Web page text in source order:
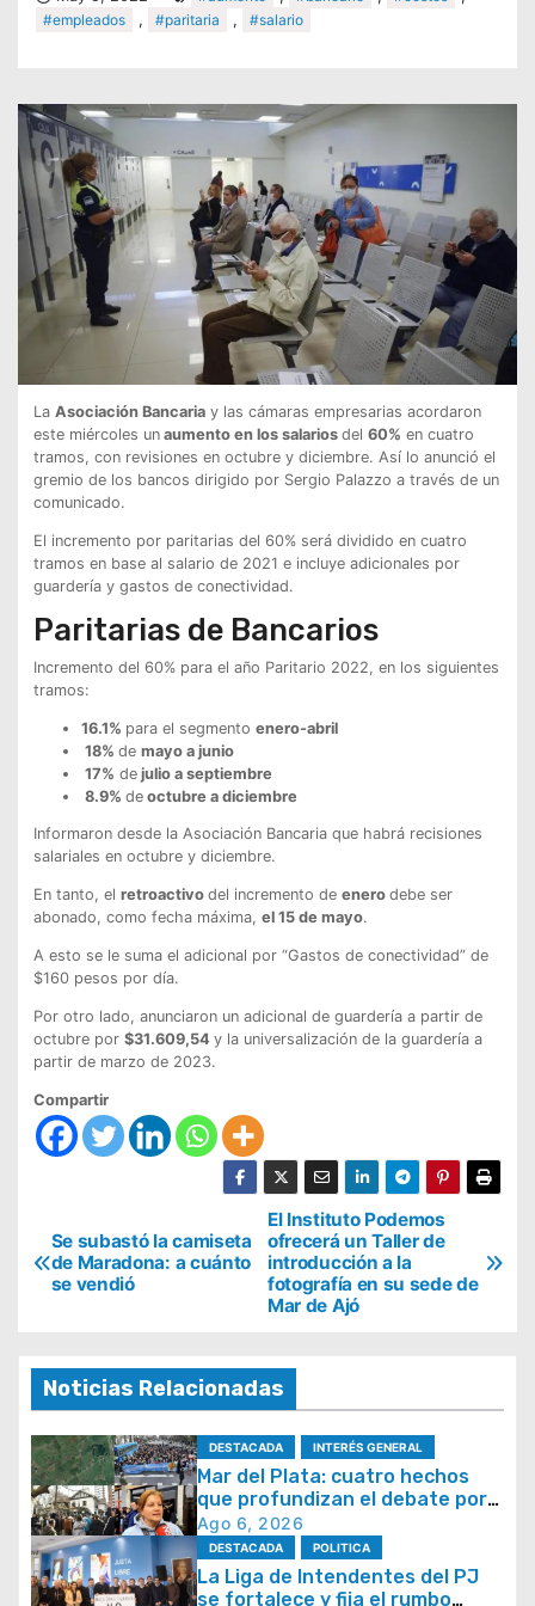
#empleados
, #paritaria , #salario
La Asociación Bancariay las cámaras empresarias acordaron
este miércoles unaumento en los salarios del 60% en cuatro
tramos, con revisiones en octubre y diciembre. Así lo anunció el
gremio de los bancos dirigido por Sergio Palazzo a través de un
comunicado.
El incremento por paritarias del 60% será dividido en cuatro
tramos en base al salario de 2021 e incluye adicionales por
guardería y gastos de conectividad.
Paritarias de Bancarios
Incremento del 60% para el año Paritario 2022, en los siguientes
tramos:
16.1% para el segmento enero-abril
18% de mayo a junio
17% dejulio a septiembre
8.9% deoctubre a diciembre
Informaron desde la Asociación Bancaria que habrá recisiones
salariales en octubre y diciembre.
En tanto, el retroactivo del incremento de enero debe ser
abonado, como fecha máxima, el 15 de mayo.
A esto se le suma el adicional por “Gastos de conectividad” de
$160 pesos por día.
Por otro lado, anunciaron un adicional de guardería a partir de
octubre por $31.609,54 y la universalización de la guardería a
partir de marzo de 2023.
Compartir
N
a
g
a
c
i
ó
n
d
El Instituto Podemos
ofrecerá un Taller de
introducción a la
fotografía en su sede de
Mar de Ajó
Se subastó la camiseta
de Maradona: a cuánto
se vendió
Noticias Relacionadas
DESTACADA INTERÉS GENERAL
Mar del Plata: cuatro hechos
que profundizan el debate por
la seguridad y la respuesta del
Estado
Ago 6, 2026
DESTACADA POLITICA
La Liga de Intendentes del PJ
se fortalece y fija el rumbo